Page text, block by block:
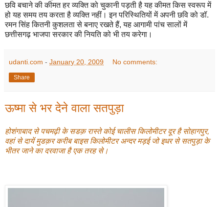
छवि बचाने की कीमत हर व्यक्ति को चुकानी पड़ती है यह कीमत किस स्वरूप में
हो यह समय तय करता है व्यक्ति नहीं। इन परिस्थितियों में अपनी छवि को डॉ.
रमन सिंह कितनी कुशलता से बनाए रखते हैं, यह आगामी पांच सालों में
छत्तीसगढ़ भाजपा सरकार की नियति को भी तय करेगा।
udanti.com - January 20, 2009 No comments:
Share
ऊष्मा से भर देने वाला सतपुड़ा
होशंगाबाद से पचमढ़ी के सडक़ रास्ते कोई चालीस किलोमीटर दूर है सोहागपुर,
वहां से दायें मुडक़र करीब बाइस किलोमीटर अन्दर मड़ई जो इधर से सतपुड़ा के
भीतर जाने का दरवाजा है एक तरह से।